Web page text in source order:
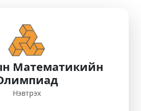
Математикийн
Нэвтрэх